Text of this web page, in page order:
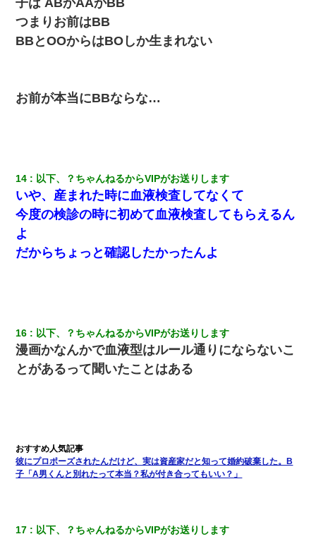
ワイアラサー主婦、昨晩久しぶりに夫と致した結果ｗｗｗｗｗ
ミスした新人(
)に冗談で「行為させてくれたら許してあげる」
テレワーク上司「会議中はカメラ付けろ！」女社員「え、事前連
絡無しは無理」上司「いいから付けろ！」→
義兄嫁「娘が大学に入ったら下宿させて」私「しつこい、学校斡
旋のアパートに行け」→ 旦那が義兄に通報したら「志望校を変え
ろ！」とキレて・・・
高1のとき男に襲われ、不妊の叔母に頼まれて出産。→叔母夫婦が
養子縁組してアメリカに子供を連れ帰った。→9・11で叔母夫婦が
っ」私『使った貯金はあげるから』→すると…
スマホを与えられて、中学卒業する頃にはすっかり女叩きに洗脳
された弟が、大学進学のために一人暮らししたいと言い出した。
上司「何なの、この書類！！」私「あの‥」上司「今は私が話し
てるの！」私「ですから」上司「黙って聞きなさい！」私「それ
は」上司「言い訳しない！」→結果ｗｗｗｗｗ
つまりお前はBB
BBとOOからはBOしか生まれない
お前が本当にBBならな…
14 以下、？ちゃんねるからVIPがお送りします
いや、産まれた時に血液検査してなくて
今度の検診の時に初めて血液検査してもらえるん
よ
だからちょっと確認したかったんよ
16 以下、？ちゃんねるからVIPがお送りします
漫画かなんかで血液型はルール通りにならないこ
とがあるって聞いたことはある
彼にプロポーズされたんだけど、実は資産家だと知って婚約破棄した。B
子「A男くんと別れたって本当？私が付き合ってもいい？」
17 以下、？ちゃんねるからVIPがお送りします